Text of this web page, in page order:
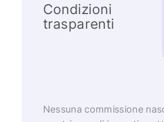
Condizioni
trasparenti
Nessuna commissione